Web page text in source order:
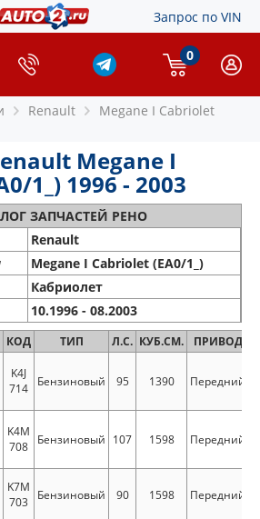
Запрос по VIN
0
Renault
Megane I Cabriolet
Megane I
1_) 1996 - 2003
ЗАПЧАСТЕЙ РЕНО
Renault
Megane I Cabriolet (EA0/1_)
Кабриолет
10.1996 - 08.2003
КОД ТИП Л.С. КУБ.СМ. ПРИВОД
K4J
714
Бензиновый 95 1390 Передний
K4M
708
Бензиновый 107 1598 Передний
K7M
703
Бензиновый 90 1598 Передний